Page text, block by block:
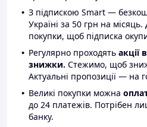
З підпискою Smart —
Україні за 50 грн на місяць.
покупки, щоб підписка
Регулярно проходять акції
знижки. Стежимо, щоб
Актуальні пропозиції — на
Великі покупки можна
до 24 платежів. Потрібен
банку.